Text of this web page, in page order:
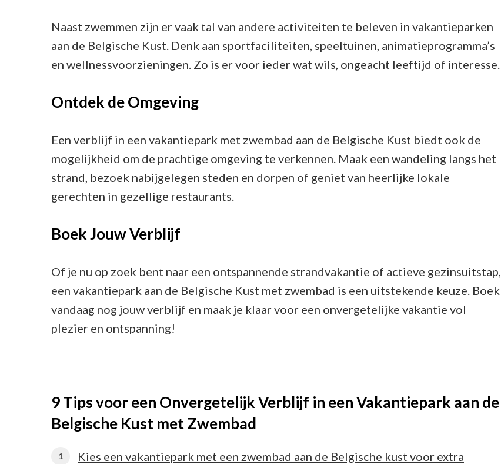
Naast zwemmen zijn er vaak tal van andere activiteiten te beleven in vakantieparken
aan de Belgische Kust. Denk aan sportfaciliteiten, speeltuinen, animatieprogramma’s
en wellnessvoorzieningen. Zo is er voor ieder wat wils, ongeacht leeftijd of interesse.
Ontdek de Omgeving
Een verblijf in een vakantiepark met zwembad aan de Belgische Kust biedt ook de
mogelijkheid om de prachtige omgeving te verkennen. Maak een wandeling langs het
strand, bezoek nabijgelegen steden en dorpen of geniet van heerlijke lokale
gerechten in gezellige restaurants.
Boek Jouw Verblijf
Of je nu op zoek bent naar een ontspannende strandvakantie of actieve gezinsuitstap,
een vakantiepark aan de Belgische Kust met zwembad is een uitstekende keuze. Boek
vandaag nog jouw verblijf en maak je klaar voor een onvergetelijke vakantie vol
plezier en ontspanning!
9 Tips voor een Onvergetelijk Verblijf in een Vakantiepark aan de
Belgische Kust met Zwembad
Kies een vakantiepark met een zwembad aan de Belgische kust voor extra